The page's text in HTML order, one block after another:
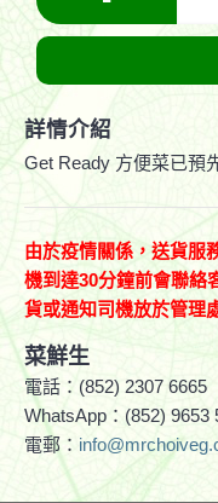
詳情介紹
Get Ready 方便菜已
由於疫情關係，送貨服
機到達30分鐘前會聯絡
貨或通知司機放於管理
菜鮮生
電話：(852) 2307 6665
WhatsApp：(852) 9653
電郵：